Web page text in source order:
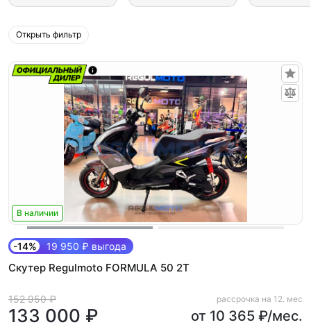
Открыть фильтр
В наличии
-14% 19 950 ₽ выгода
Скутер Regulmoto FORMULA 50 2Т
152 950 ₽
133 000 ₽
рассрочка на 12. мес
от 10 365 ₽/мес.